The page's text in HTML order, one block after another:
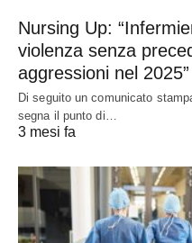
Nursing Up:
violenza senza
aggressioni nel 2025”
Di seguito un comunicato
segna il punto di…
3 mesi fa